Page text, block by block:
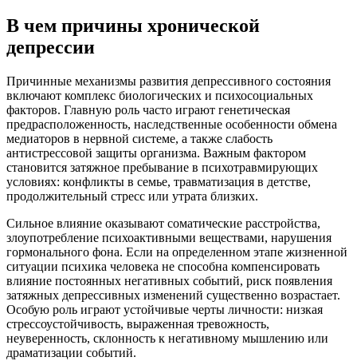
В чем причины хронической
депрессии
Причинные механизмы развития депрессивного состояния
включают комплекс биологических и психосоциальных
факторов. Главную роль часто играют генетическая
предрасположенность, наследственные особенности обмена
медиаторов в нервной системе, а также слабость
антистрессовой защиты организма. Важным фактором
становится затяжное пребывание в психотравмирующих
условиях: конфликты в семье, травматизация в детстве,
продолжительный стресс или утрата близких.
Сильное влияние оказывают соматические расстройства,
злоупотребление психоактивными веществами, нарушения
гормонального фона. Если на определенном этапе жизненной
ситуации психика человека не способна компенсировать
влияние постоянных негативных событий, риск появления
затяжных депрессивных изменений существенно возрастает.
Особую роль играют устойчивые черты личности: низкая
стрессоустойчивость, выраженная тревожность,
неуверенность, склонность к негативному мышлению или
драматизации событий.